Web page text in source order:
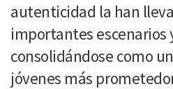
autenticidad la han
importantes escenarios
consolidándose como
jóvenes más